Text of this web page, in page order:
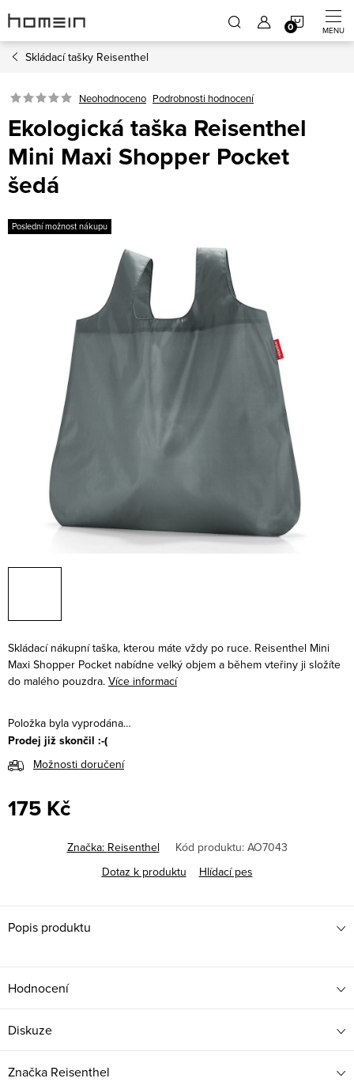
na
obsah
Skládací tašky Reisenthel
Neohodnoceno Podrobnosti hodnocení
Ekologická taška Reisenthel
Mini Maxi Shopper Pocket
šedá
Poslední možnost nákupu
Skládací nákupní taška, kterou máte vždy po ruce. Reisenthel Mini
Maxi Shopper Pocket nabídne velký objem a během vteřiny ji složíte
do malého pouzdra. Více informací
Položka byla vyprodána…
Prodej již skončil :-(
Možnosti doručení
175 Kč
Značka: Reisenthel Kód produktu: AO7043
Dotaz k produktu
Hlídací pes
Popis produktu
Hodnocení
Diskuze
Značka Reisenthel